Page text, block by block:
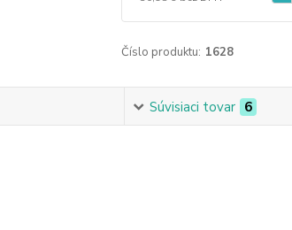
Číslo produktu: 1628
Súvisiaci tovar 6